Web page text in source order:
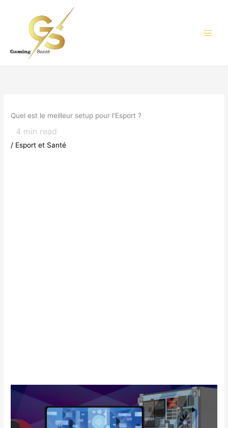
Quel est le meilleur setup pour l’Esport ?
4 min read
/ Esport et Santé